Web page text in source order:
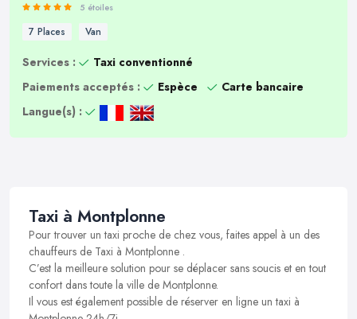
5 étoiles
7 Places Van
Services :
Taxi conventionné
Paiements acceptés :
Espèce
Carte bancaire
Langue(s) :
Taxi à Montplonne
Pour trouver un taxi proche de chez vous, faites appel à un des
chauffeurs de Taxi à Montplonne .
C’est la meilleure solution pour se déplacer sans soucis et en tout
confort dans toute la ville de Montplonne.
Il vous est également possible de réserver en ligne un taxi à